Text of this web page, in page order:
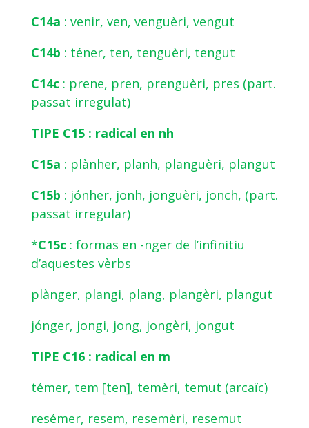
C14a : venir, ven, venguèri, vengut
C14b : téner, ten, tenguèri, tengut
C14c: prene, pren, prenguèri, pres (part.
passat irregulat)
TIPE C15 : radical en nh
C15a : plànher, planh, planguèri, plangut
C15b : jónher, jonh, jonguèri, jonch, (part.
passat irregular)
*C15c: formas en -nger de l’infinitiu
d’aquestes vèrbs
plànger, plangi, plang, plangèri, plangut
jónger, jongi, jong, jongèri, jongut
TIPE C16 : radical en m
témer, tem [ten], temèri, temut (arcaïc)
resémer, resem, resemèri, resemut